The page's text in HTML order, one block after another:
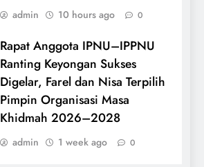
admin 10 hours ago 0
Rapat Anggota IPNU–IPPNU
Ranting Keyongan Sukses
Digelar, Farel dan Nisa Terpilih
Pimpin Organisasi Masa
Khidmah 2026–2028
admin 1 week ago 0